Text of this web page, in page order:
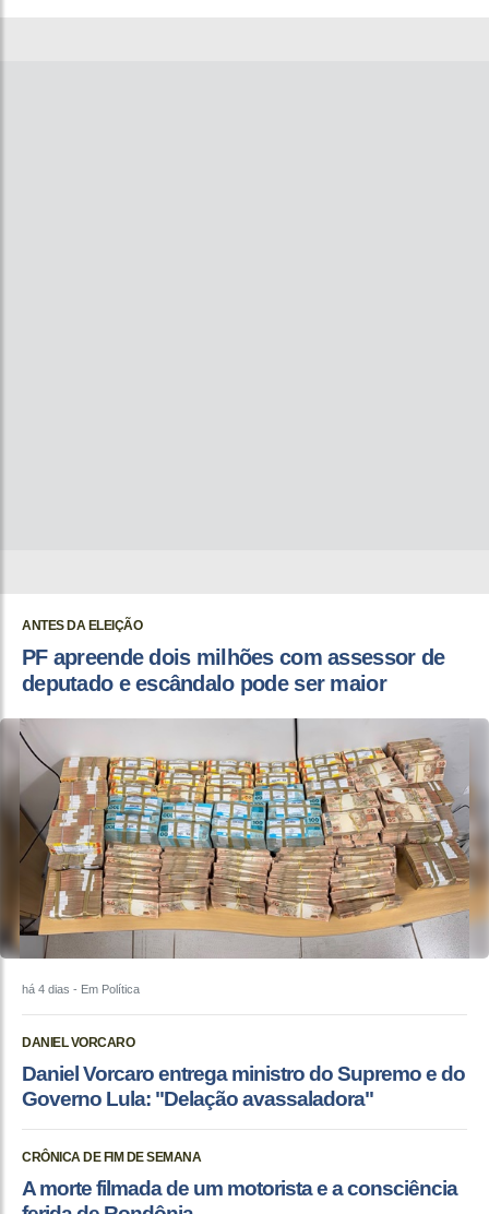
ANTES DA ELEIÇÃO
PF apreende dois milhões com assessor de
deputado e escândalo pode ser maior
há 4 dias - Em Política
DANIEL VORCARO
Daniel Vorcaro entrega ministro do Supremo e do
Governo Lula: "Delação avassaladora"
CRÔNICA DE FIM DE SEMANA
A morte filmada de um motorista e a consciência